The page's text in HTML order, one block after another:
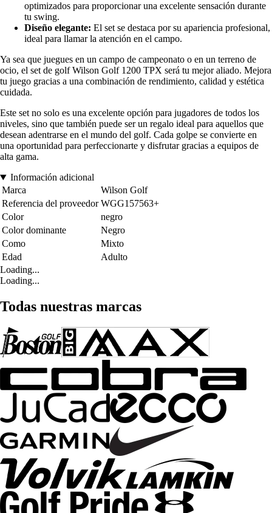
optimizados para proporcionar una excelente sensación durante
tu swing.
Diseño elegante: El set se destaca por su apariencia profesional,
ideal para llamar la atención en el campo.
Ya sea que juegues en un campo de campeonato o en un terreno de
ocio, el set de golf Wilson Golf 1200 TPX será tu mejor aliado. Mejora
tu juego gracias a una combinación de rendimiento, calidad y estética
cuidada.
Este set no solo es una excelente opción para jugadores de todos los
niveles, sino que también puede ser un regalo ideal para aquellos que
desean adentrarse en el mundo del golf. Cada golpe se convierte en
una oportunidad para perfeccionarte y disfrutar gracias a equipos de
alta gama.
Información adicional
Marca
Wilson Golf
Referencia del proveedor WGG157563+
Color
negro
Color dominante
Negro
Como
Mixto
Edad
Adulto
Loading...
Loading...
Todas nuestras marcas